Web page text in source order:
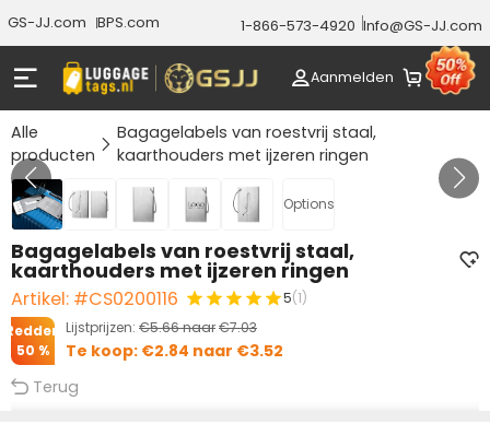
GS-JJ.com BPS.com 1-866-573-4920 Info@GS-JJ.com
Aanmelden
Alle
producten
Bagagelabels van roestvrij staal,
kaarthouders met ijzeren ringen
Options
GALERIJ 1/5
Bagagelabels van roestvrij staal,
kaarthouders met ijzeren ringen
Artikel: #CS0200116 5(1)
Lijstprijzen: €5.66naar€7.03
Redden
50 %
Te koop: €2.84 naar €3.52
Terug